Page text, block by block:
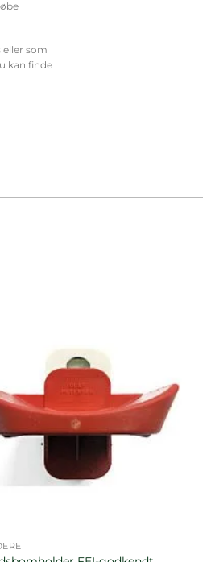
eller som
kan finde